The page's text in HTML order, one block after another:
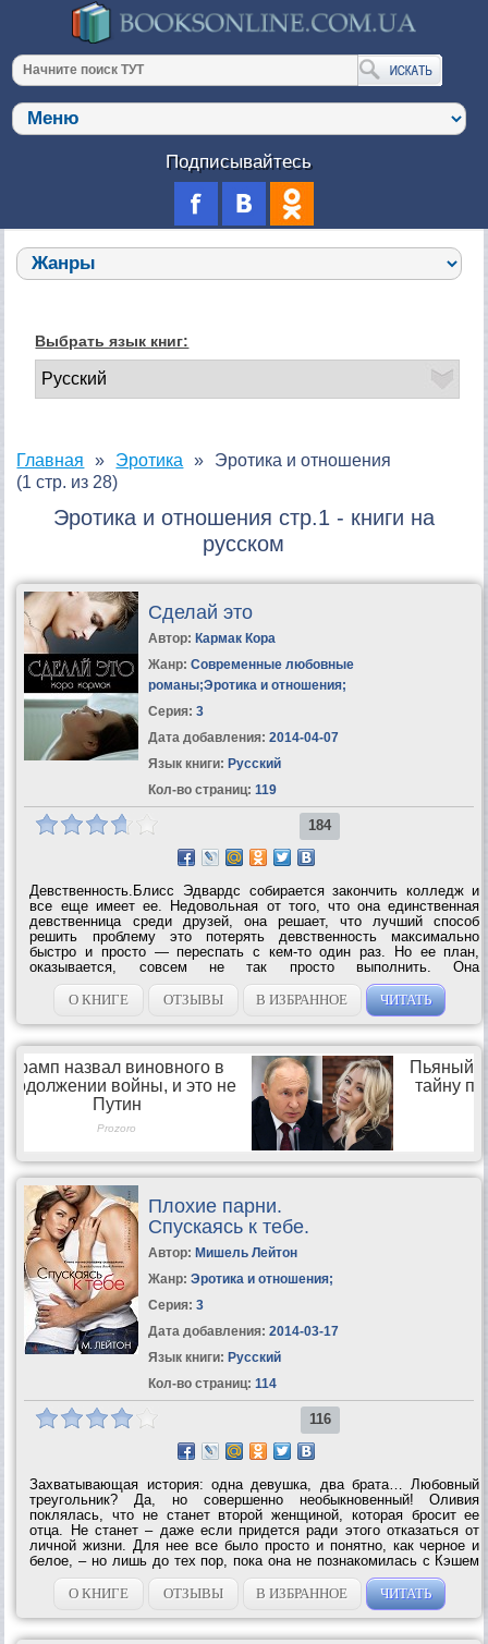
Подписывайтесь
Выбрать язык книг:
Главная Эротика
Эротика и отношения
(1 стр. из 28)
Эротика и отношения стр.1 - книги на
русском
Сделай это
Автор: Кармак Кора
Жанр: Современные любовные
романы;Эротика и отношения;
Серия: 3
Дата добавления: 2014-04-07
Язык книги: Русский
Кол-во страниц: 119
184
Девственность.Блисс Эдвардс собирается закончить колледж и
все еще имеет ее. Недовольная от того, что она единственная
девственница среди друзей, она решает, что лучший способ
решить проблему это потерять девственность максимально
быстро и просто — переспать с кем-то один раз. Но ее план,
оказывается, совсем не так просто выполнить. Она
разволновалась и оставила великолепного парня одного и голого
в ее постели с глупым оправданием....
О КНИГЕ ОТЗЫВЫ В ИЗБРАННОЕ ЧИТАТЬ
Плохие парни.
Спускаясь к тебе.
Автор: Мишель Лейтон
Жанр: Эротика и отношения;
Серия: 3
Дата добавления: 2014-03-17
Язык книги: Русский
Кол-во страниц: 114
116
Захватывающая история: одна девушка, два брата… Любовный
треугольник? Да, но совершенно необыкновенный! Оливия
поклялась, что не станет второй женщиной, которая бросит ее
отца. Не станет – даже если придется ради этого отказаться от
личной жизни. Для нее все было просто и понятно, как черное и
белое, – но лишь до тех пор, пока она не познакомилась с Кэшем
и Нэшем, братьями-близнецами. Кэш – воплощенное желание:
опасный, сексуальный...
О КНИГЕ ОТЗЫВЫ В ИЗБРАННОЕ ЧИТАТЬ